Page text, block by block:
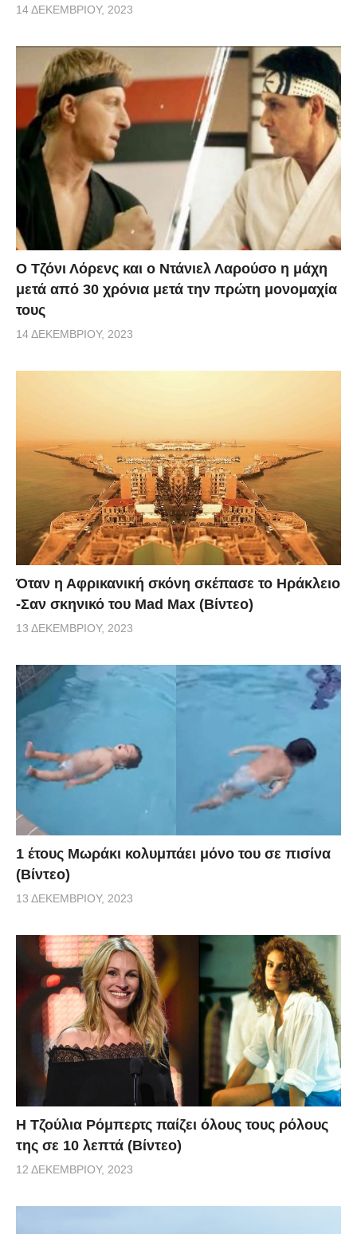
14 ΔΕΚΕΜΒΡΊΟΥ, 2023
Ο Τζόνι Λόρενς και ο Ντάνιελ Λαρούσο η μάχη
μετά από 30 χρόνια μετά την πρώτη μονομαχία
τους
14 ΔΕΚΕΜΒΡΊΟΥ, 2023
Όταν η Αφρικανική σκόνη σκέπασε το Ηράκλειο
-Σαν σκηνικό του Mad Max (Βίντεο)
13 ΔΕΚΕΜΒΡΊΟΥ, 2023
1 έτους Μωράκι κολυμπάει μόνο του σε πισίνα
(Βίντεο)
13 ΔΕΚΕΜΒΡΊΟΥ, 2023
Η Τζούλια Ρόμπερτς παίζει όλους τους ρόλους
της σε 10 λεπτά (Βίντεο)
12 ΔΕΚΕΜΒΡΊΟΥ, 2023